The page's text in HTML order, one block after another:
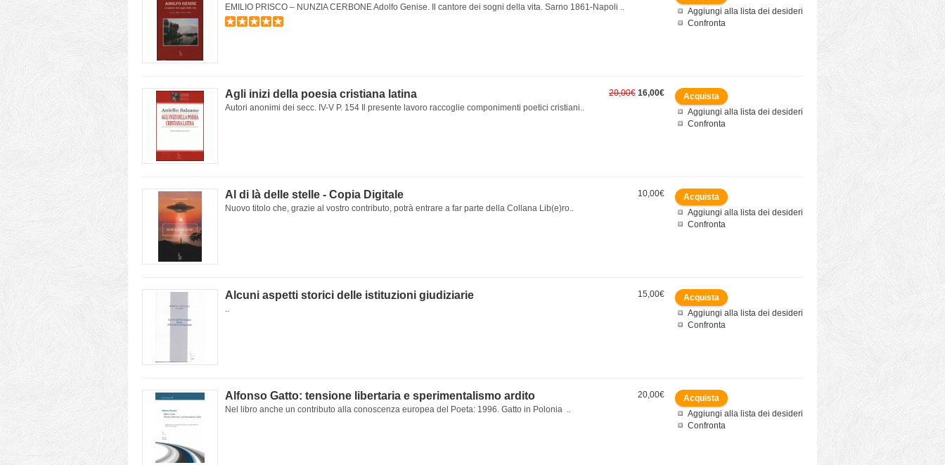
Aggiungi alla lista dei desideri
Confronta
EMILIO PRISCO – NUNZIA CERBONE Adolfo Genise. Il cantore dei sogni della vita. Sarno 1861-Napoli ..
Aggiungi alla lista dei desideri
Confronta
20,00€ 16,00€
Agli inizi della poesia cristiana latina
Autori anonimi dei secc. IV-V P. 154 Il presente lavoro raccoglie componimenti poetici cristiani..
Aggiungi alla lista dei desideri
Confronta
10,00€
Al di là delle stelle - Copia Digitale
Nuovo titolo che, grazie al vostro contributo, potrà entrare a far parte della Collana Lib(e)ro..
Aggiungi alla lista dei desideri
Confronta
15,00€
Alcuni aspetti storici delle istituzioni giudiziarie
..
Aggiungi alla lista dei desideri
Confronta
20,00€
Alfonso Gatto: tensione libertaria e sperimentalismo ardito
Nel libro anche un contributo alla conoscenza europea del Poeta: 1996. Gatto in Polonia ..